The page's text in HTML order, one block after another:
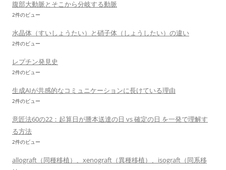
腹部大動脈とそこから分岐する動脈
2件のビュー
水晶体（すいしょうたい）と硝子体（しょうしたい）の違い
2件のビュー
レプチン発見史
2件のビュー
生成AIが共感的なコミュニケーションに長けている理由
2件のビュー
意匠法60の22：起算日が謄本送達の日 vs 確定の日 を一発で理解す
る方法
2件のビュー
allograft（同種移植）、xenograft（異種移植）、isograft（同系移